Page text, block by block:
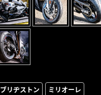
ブリヂストン ミリオーレ